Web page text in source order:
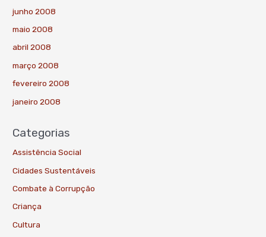
junho 2008
maio 2008
abril 2008
março 2008
fevereiro 2008
janeiro 2008
Categorias
Assistência Social
Cidades Sustentáveis
Combate à Corrupção
Criança
Cultura